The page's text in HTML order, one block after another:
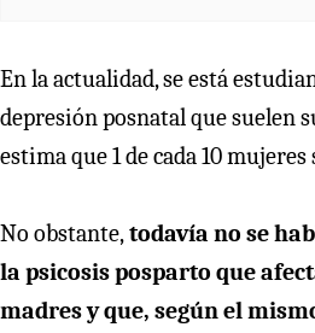
En la actualidad, se está
depresión posnatal que suelen
estima que 1 de cada 10
No obstante,todavía no se
la psicosis posparto que
madres y que, según el